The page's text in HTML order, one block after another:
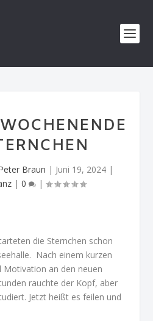
Braun | Juni 19, 2024 |
| 0 |
die Sternchen schon
Nach einem kurzen
Motivation an den neuen
rauchte der Kopf, aber
Jetzt heißt es feilen und